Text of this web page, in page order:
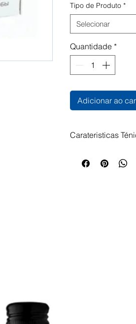
Tipo de Produto *
Selecionar
Quantidade *
Adicionar ao
Carateristicas
com película